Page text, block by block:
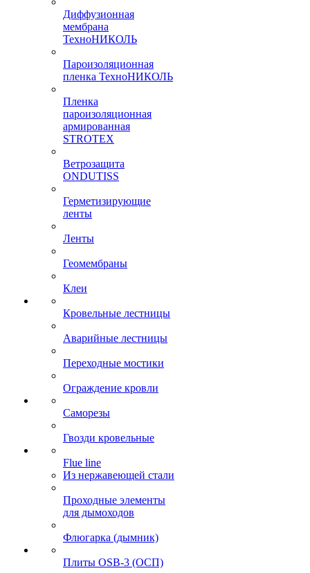
Диффузионная
мембрана
ТехноНИКОЛЬ
Пароизоляционная
пленка ТехноНИКОЛЬ
Пленка
пароизоляционная
армированная
STROTEX
Ветрозащита
ONDUTISS
Герметизирующие
ленты
Ленты
Геомембраны
Клеи
Кровельные лестницы
Аварийные лестницы
Переходные мостики
Ограждение кровли
Саморезы
Гвозди кровельные
Flue line
Из нержавеющей стали
Проходные элементы
для дымоходов
Флюгарка (дымник)
Плиты OSB-3 (ОСП)